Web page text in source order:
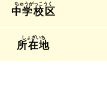
中学校区
所在地